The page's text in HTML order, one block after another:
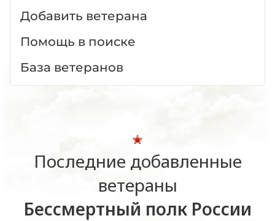
Добавить ветерана
Помощь в поиске
База ветеранов
Последние добавленные
ветераны
Бессмертный полк России